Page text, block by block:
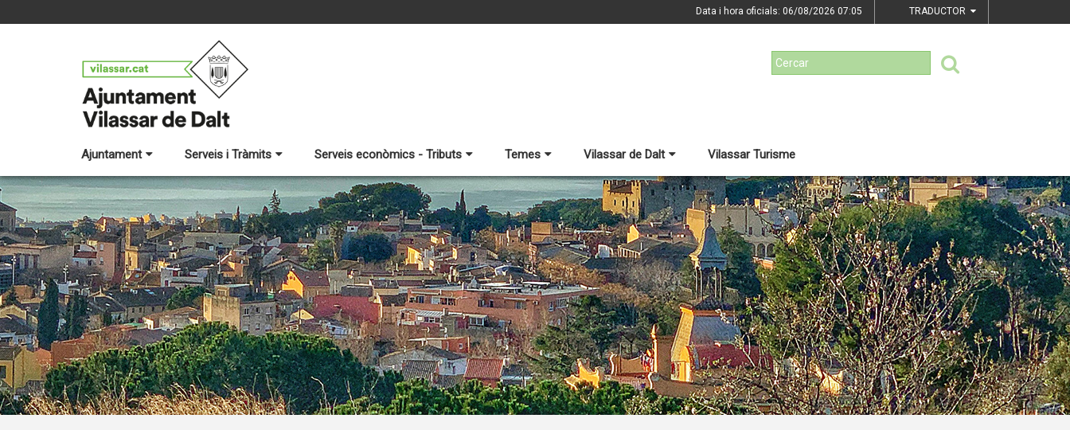
Data i hora oficials: 06/08/2026 07:05 TRADUCTOR
Ajuntament Serveis i Tràmits Serveis econòmics - Tributs Temes Vilassar de Dalt Vilassar Turisme